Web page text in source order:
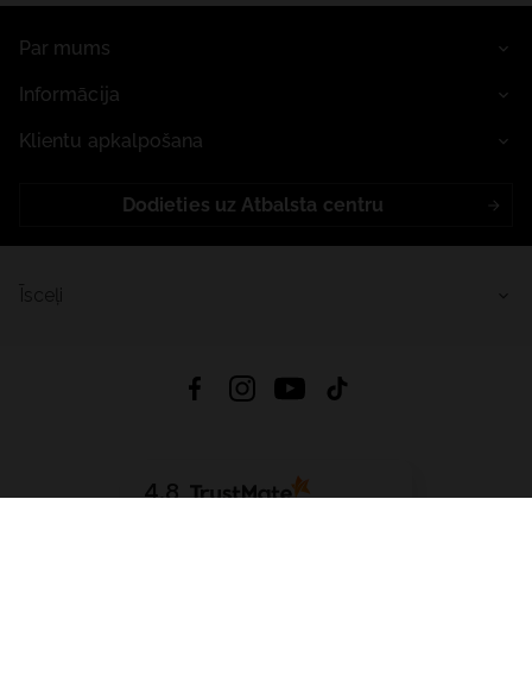
Par mums
Informācija
Klientu apkalpošana
Dodieties uz Atbalsta centru
4.8